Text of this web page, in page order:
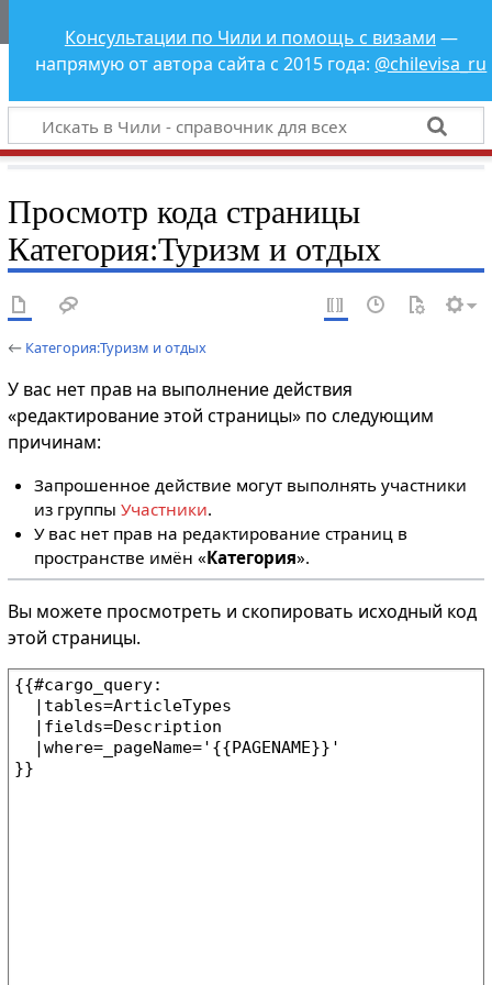
Чили - справочник
для всех
Консультации по Чили и помощь с визами —
напрямую от автора сайта с 2015 года: @chilevisa_ru
Просмотр кода страницы
Категория:Туризм и отдых
← Категория:Туризм и отдых
У вас нет прав на выполнение действия
«редактирование этой страницы» по следующим
причинам:
Запрошенное действие могут выполнять участники
из группыУчастники.
У вас нет прав на редактирование страниц в
пространстве имён «Категория».
Вы можете просмотреть и скопировать исходный код
этой страницы.